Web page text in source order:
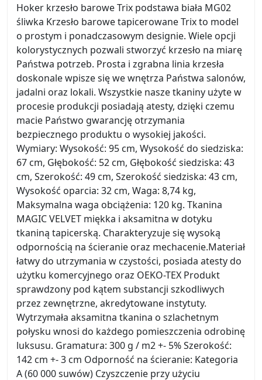
Hoker krzesło barowe Trix podstawa biała MG02
śliwka Krzesło barowe tapicerowane Trix to model
o prostym i ponadczasowym designie. Wiele opcji
kolorystycznych pozwali stworzyć krzesło na miarę
Państwa potrzeb. Prosta i zgrabna linia krzesła
doskonale wpisze się we wnętrza Państwa salonów,
jadalni oraz lokali. Wszystkie nasze tkaniny użyte w
procesie produkcji posiadają atesty, dzięki czemu
macie Państwo gwarancję otrzymania
bezpiecznego produktu o wysokiej jakości.
Wymiary: Wysokość: 95 cm, Wysokość do siedziska:
67 cm, Głębokość: 52 cm, Głębokość siedziska: 43
cm, Szerokość: 49 cm, Szerokość siedziska: 43 cm,
Wysokość oparcia: 32 cm, Waga: 8,74 kg,
Maksymalna waga obciążenia: 120 kg. Tkanina
MAGIC VELVET miękka i aksamitna w dotyku
tkaniną tapicerską. Charakteryzuje się wysoką
odpornością na ścieranie oraz mechacenie.Materiał
łatwy do utrzymania w czystości, posiada atesty do
użytku komercyjnego oraz OEKO-TEX Produkt
sprawdzony pod kątem substancji szkodliwych
przez zewnętrzne, akredytowane instytuty.
Wytrzymała aksamitna tkanina o szlachetnym
połysku wnosi do każdego pomieszczenia odrobinę
luksusu. Gramatura: 300 g / m2 +- 5% Szerokość:
142 cm +- 3 cm Odporność na ścieranie: Kategoria
A (60 000 suwów) Czyszczenie przy użyciu